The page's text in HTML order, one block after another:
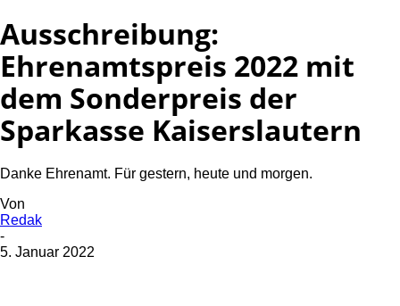
Ausschreibung:
Ehrenamtspreis 2022 mit
dem Sonderpreis der
Sparkasse Kaiserslautern
Danke Ehrenamt. Für gestern, heute und morgen.
Von
Redak
-
5. Januar 2022